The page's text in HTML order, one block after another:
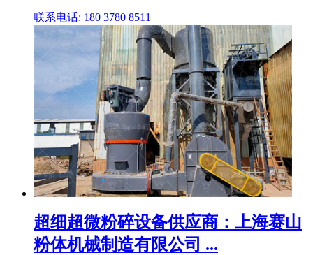
联系电话: 180 3780 8511
超细超微粉碎设备供应商：上海赛山
粉体机械制造有限公司 ...